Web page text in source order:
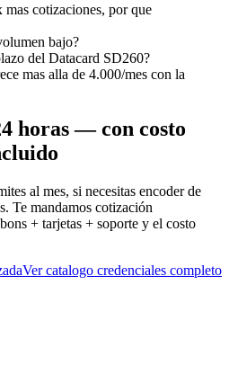
cotizaciones, por que
bajo?
del Datacard SD260?
mas alla de 4.000/mes con la
horas — con costo
al mes, si necesitas encoder de
Te mandamos cotización
+ tarjetas + soporte y el costo
Ver catalogo credenciales completo